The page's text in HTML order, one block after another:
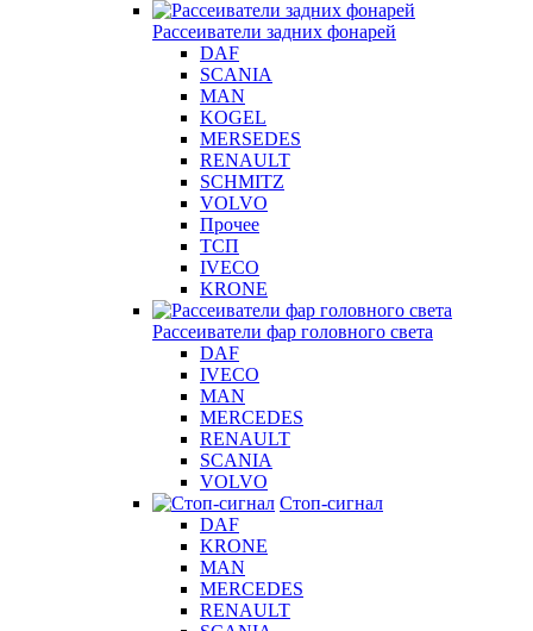
Рассеиватели задних фонарей
DAF
SCANIA
MAN
KOGEL
MERSEDES
RENAULT
SCHMITZ
VOLVO
Прочее
ТСП
IVECO
KRONE
Рассеиватели фар головного света
DAF
IVECO
MAN
MERCEDES
RENAULT
SCANIA
VOLVO
Стоп-сигнал
DAF
KRONE
MAN
MERCEDES
RENAULT